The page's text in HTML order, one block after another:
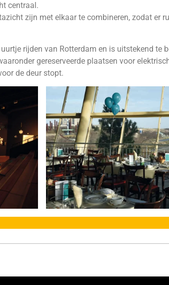
centraal.
zijn met elkaar te combineren, zodat er
rijden van Rotterdam en is uitstekend te
gereserveerde plaatsen voor
de deur stopt.